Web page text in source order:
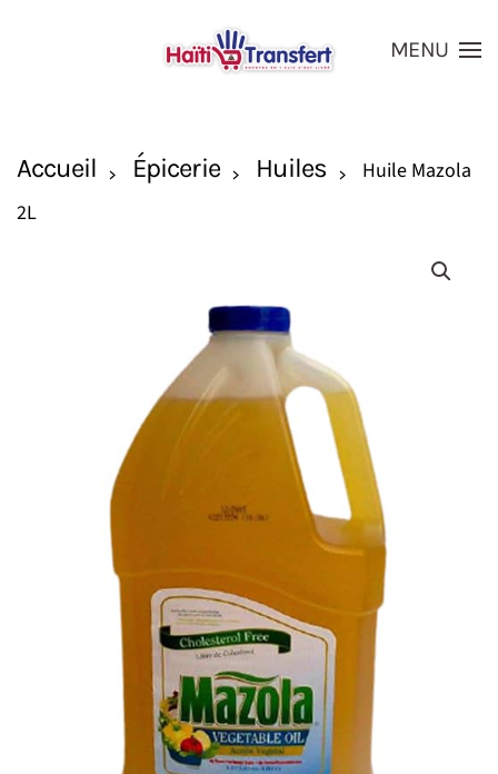
Skip to main content
MENU
Accueil Épicerie Huiles
Huile Mazola
2L